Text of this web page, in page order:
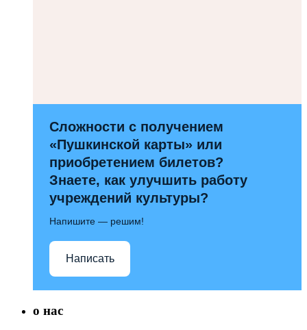
Сложности с получением
«Пушкинской карты» или
приобретением билетов?
Знаете, как улучшить работу
учреждений культуры?
Напишите — решим!
Написать
о нас